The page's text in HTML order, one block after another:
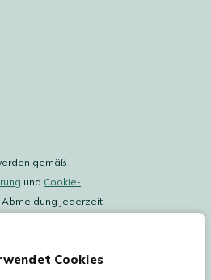
Cookies
gemäß
und Cookie-
jederzeit